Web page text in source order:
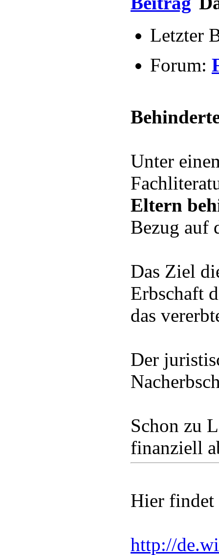
Letzter
Forum:
Unter
Eltern
Bezug auf
Das Ziel
Erbschaft
das
Der
Schon zu
finanziell
Hier findet
http://